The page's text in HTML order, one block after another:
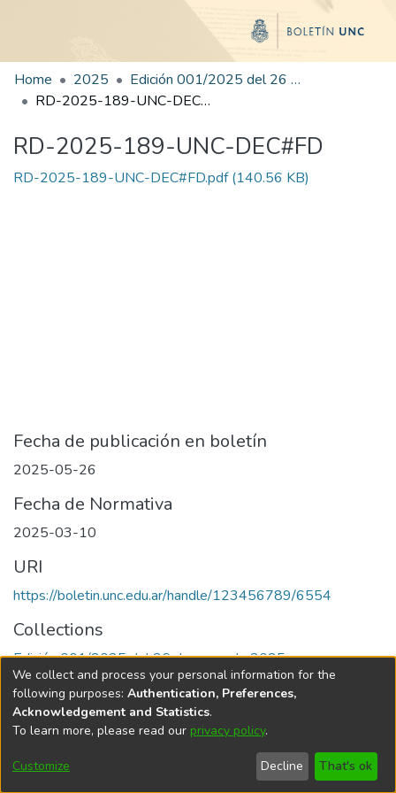
Home 2025
Edición 001/2025 del 26 de mayo de 2025
RD-2025-189-UNC-DEC#FD
RD-2025-189-UNC-DEC#FD
RD-2025-189-UNC-DEC#FD.pdf(140.56 KB)
Fecha de publicación en boletín
2025-05-26
Fecha de Normativa
2025-03-10
URI
https://boletin.unc.edu.ar/handle/123456789/6554
Collections
Edición 001/2025 del 26 de mayo de 2025
Universidad Nacional de Córdoba
We collect and process your personal information for the
following purposes: Authentication, Preferences,
Acknowledgement and Statistics.
To learn more, please read our privacy policy.
Customize Decline That's ok